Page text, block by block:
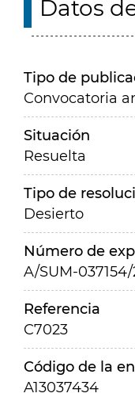
Datos
Tipo de
Convocatoria
Situación
Resuelta
Tipo de
Desierto
Número de
A/SUM-
Referencia
C7023
Código de la
A13037434